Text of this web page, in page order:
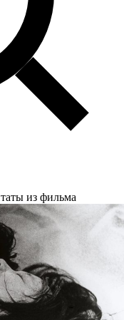
из фильма